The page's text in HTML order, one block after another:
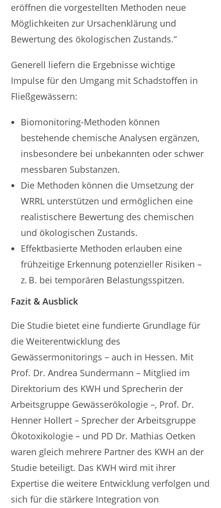
eröffnen die vorgestellten Methoden neue
Möglichkeiten zur Ursachenklärung und
Bewertung des ökologischen Zustands.“
Generell liefern die Ergebnisse wichtige
Impulse für den Umgang mit Schadstoffen in
Fließgewässern:
Biomonitoring-Methoden können
bestehende chemische Analysen ergänzen,
insbesondere bei unbekannten oder schwer
messbaren Substanzen.
Die Methoden können die Umsetzung der
WRRL unterstützen und ermöglichen eine
realistischere Bewertung des chemischen
und ökologischen Zustands.
Effektbasierte Methoden erlauben eine
frühzeitige Erkennung potenzieller Risiken –
z. B. bei temporären Belastungsspitzen.
Fazit & Ausblick
Die Studie bietet eine fundierte Grundlage für
die Weiterentwicklung des
Gewässermonitorings – auch in Hessen. Mit
Prof. Dr. Andrea Sundermann – Mitglied im
Direktorium des KWH und Sprecherin der
Arbeitsgruppe Gewässerökologie –, Prof. Dr.
Henner Hollert – Sprecher der Arbeitsgruppe
Ökotoxikologie – und PD Dr. Mathias Oetken
waren gleich mehrere Partner des KWH an der
Studie beteiligt. Das KWH wird mit ihrer
Expertise die weitere Entwicklung verfolgen und
sich für die stärkere Integration von